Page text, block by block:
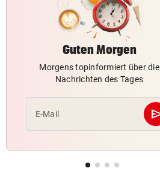
Ungewöhnliche Todesfälle
Rentieren in Norwegen
NACH ZUSAMMENSTOSS
D: Dutzende Verletzte bei
Straßenbahnunfall
vor
Salzburg: Lob von Brasilien-
und große Sorgen
Guten Morgen
Morgens topinformiert über die
Nachrichten des Tages
E-Mail